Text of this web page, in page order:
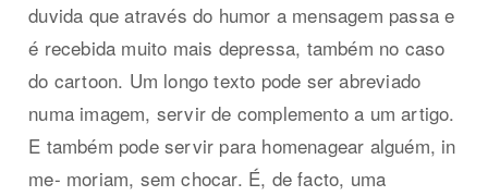
duvida que através do humor a mensagem passa e
é recebida muito mais depressa, também no caso
do cartoon. Um longo texto pode ser abreviado
numa imagem, servir de complemento a um artigo.
E também pode servir para homenagear alguém, in
me- moriam, sem chocar. É, de facto, uma